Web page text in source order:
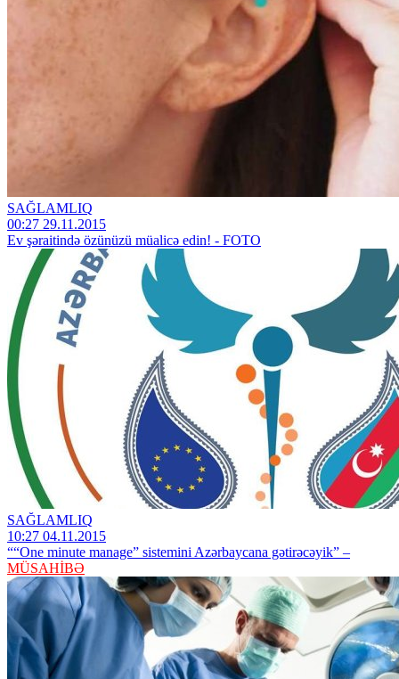
SAĞLAMLIQ
00:27 29.11.2015
Ev şəraitində özünüzü müalicə edin! - FOTO
SAĞLAMLIQ
10:27 04.11.2015
““One minute manage” sistemini Azərbaycana gətirəcəyik” –
MÜSAHİBƏ